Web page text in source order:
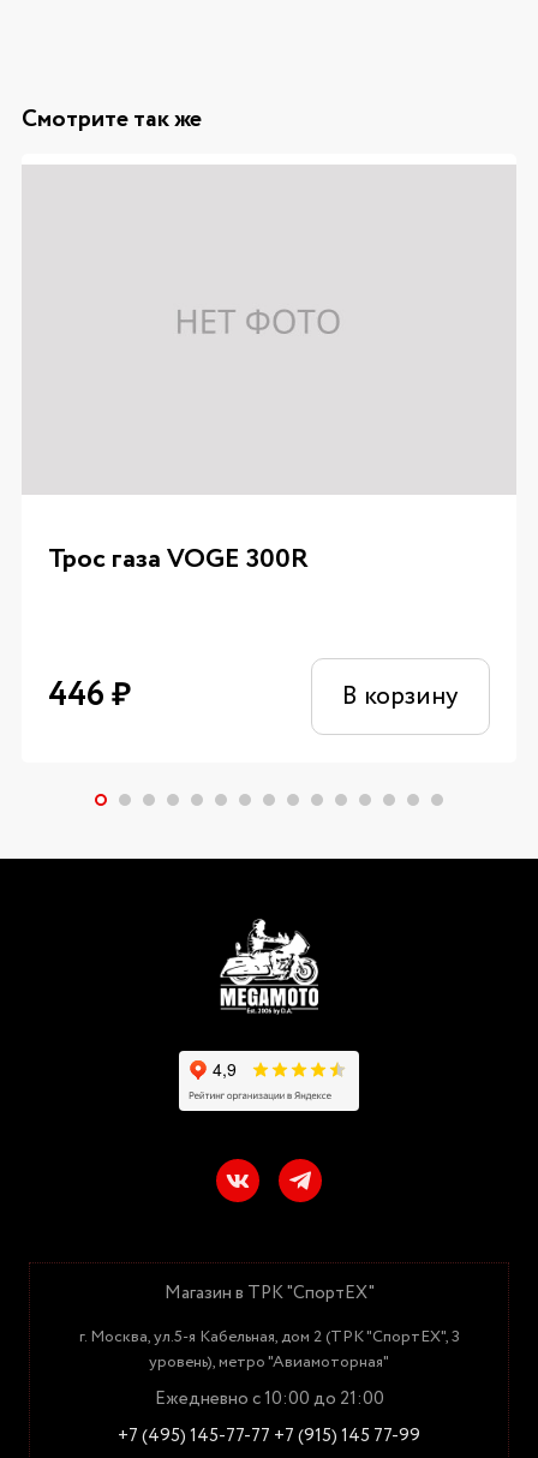
Смотрите так же
Трос газа VOGE 300R
446₽ В корзину
Магазин в ТРК "СпортЕХ"
г. Москва, ул.5-я Кабельная, дом 2 (ТРК "СпортЕХ", 3
уровень), метро "Авиамоторная"
Ежедневно с 10:00 до 21:00
+7 (495) 145-77-77 +7 (915) 145 77-99